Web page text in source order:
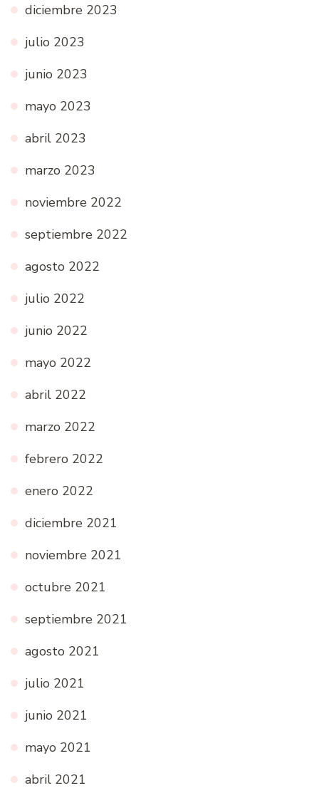
diciembre 2023
julio 2023
junio 2023
mayo 2023
abril 2023
marzo 2023
noviembre 2022
septiembre 2022
agosto 2022
julio 2022
junio 2022
mayo 2022
abril 2022
marzo 2022
febrero 2022
enero 2022
diciembre 2021
noviembre 2021
octubre 2021
septiembre 2021
agosto 2021
julio 2021
junio 2021
mayo 2021
abril 2021